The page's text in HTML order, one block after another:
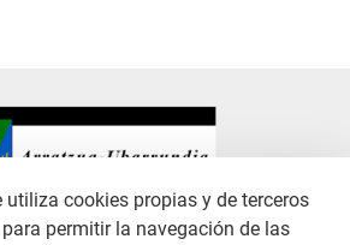
utiliza cookies propias y de terceros
permitir la navegación de las